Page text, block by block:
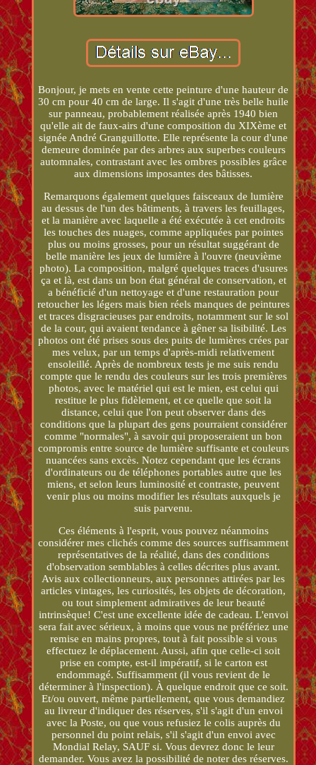
Bonjour, je mets en vente cette peinture d'une hauteur de
30 cm pour 40 cm de large. Il s'agit d'une très belle huile
sur panneau, probablement réalisée après 1940 bien
qu'elle ait de faux-airs d'une composition du XIXème et
signée André Granguillotte. Elle représente la cour d'une
demeure dominée par des arbres aux superbes couleurs
automnales, contrastant avec les ombres possibles grâce
aux dimensions imposantes des bâtisses.
Remarquons également quelques faisceaux de lumière
au dessus de l'un des bâtiments, à travers les feuillages,
et la manière avec laquelle a été exécutée à cet endroits
les touches des nuages, comme appliquées par pointes
plus ou moins grosses, pour un résultat suggérant de
belle manière les jeux de lumière à l'ouvre (neuvième
photo). La composition, malgré quelques traces d'usures
ça et là, est dans un bon état général de conservation, et
a bénéficié d'un nettoyage et d'une restauration pour
retoucher les légers mais bien réels manques de peintures
et traces disgracieuses par endroits, notamment sur le sol
de la cour, qui avaient tendance à gêner sa lisibilité. Les
photos ont été prises sous des puits de lumières crées par
mes velux, par un temps d'après-midi relativement
ensoleillé. Après de nombreux tests je me suis rendu
compte que le rendu des couleurs sur les trois premières
photos, avec le matériel qui est le mien, est celui qui
restitue le plus fidèlement, et ce quelle que soit la
distance, celui que l'on peut observer dans des
conditions que la plupart des gens pourraient considérer
comme "normales", à savoir qui proposeraient un bon
compromis entre source de lumière suffisante et couleurs
nuancées sans excès. Notez cependant que les écrans
d'ordinateurs ou de téléphones portables autre que les
miens, et selon leurs luminosité et contraste, peuvent
venir plus ou moins modifier les résultats auxquels je
suis parvenu.
Ces éléments à l'esprit, vous pouvez néanmoins
considérer mes clichés comme des sources suffisamment
représentatives de la réalité, dans des conditions
d'observation semblables à celles décrites plus avant.
Avis aux collectionneurs, aux personnes attirées par les
articles vintages, les curiosités, les objets de décoration,
ou tout simplement admiratives de leur beauté
intrinsèque! C'est une excellente idée de cadeau. L'envoi
sera fait avec sérieux, à moins que vous ne préfériez une
remise en mains propres, tout à fait possible si vous
effectuez le déplacement. Aussi, afin que celle-ci soit
prise en compte, est-il impératif, si le carton est
endommagé. Suffisamment (il vous revient de le
déterminer à l'inspection). À quelque endroit que ce soit.
Et/ou ouvert, même partiellement, que vous demandiez
au livreur d'indiquer des réserves, s'il s'agit d'un envoi
avec la Poste, ou que vous refusiez le colis auprès du
personnel du point relais, s'il s'agit d'un envoi avec
Mondial Relay, SAUF si. Vous devrez donc le leur
demander. Vous avez la possibilité de noter des réserves.